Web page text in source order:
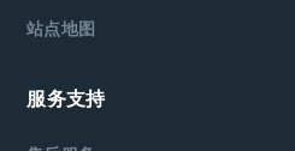
站点地图
服务支持